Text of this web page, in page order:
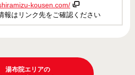
kousen.com/
報はリンク先をご確認ください
湯布院エリアの